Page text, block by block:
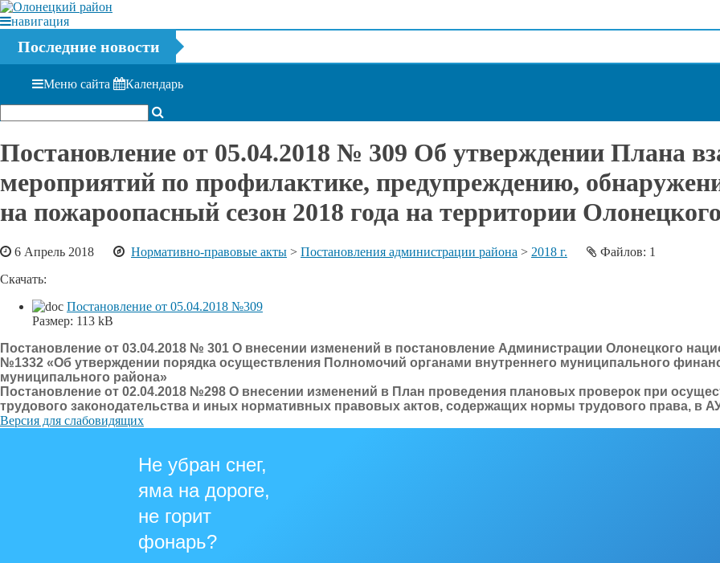
навигация
Последние новости
Меню сайта Календарь
Постановление от 05.04.2018 № 309 Об утверждении Плана
мероприятий по профилактике, предупреждению,
на пожароопасный сезон 2018 года на территории
6 Апрель 2018 Нормативно-правовые акты > Постановления администрации района > 2018 г.
Файлов: 1
Скачать:
Постановление от 05.04.2018 №309
Размер: 113 kB
Постановление от 03.04.2018 № 301 О внесении изменений в постановление Администрации Олонецкого
№1332 «Об утверждении порядка осуществления Полномочий органами внутреннего муниципального
муниципального района»
Постановление от 02.04.2018 №298 О внесении изменений в План проведения плановых проверок при
трудового законодательства и иных нормативных правовых актов, содержащих нормы трудового права, в
Версия для слабовидящих
Не убран снег,
яма на дороге,
не горит
фонарь?